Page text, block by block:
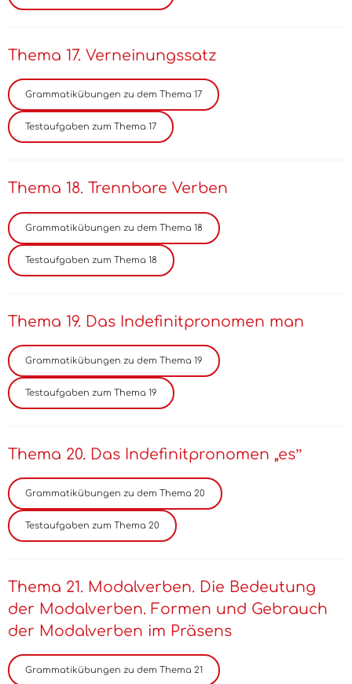
Thema 17. Verneinungssatz
Thema 18. Trennbare Verben
Thema 19. Das Indefinitpronomen man
Thema 20. Das Indefinitpronomen „esˮ
Thema 21. Modalverben. Die Bedeutung
der Modalverben. Formen und Gebrauch
der Modalverben im Präsens